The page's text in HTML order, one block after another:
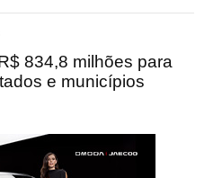
834,8 milhões para
e municípios